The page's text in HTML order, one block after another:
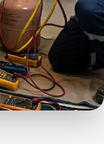
أفضل